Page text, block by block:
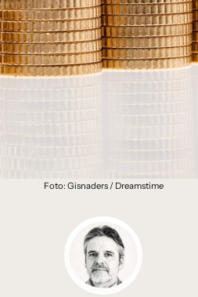
Foto: Gisnaders / Dreamstime